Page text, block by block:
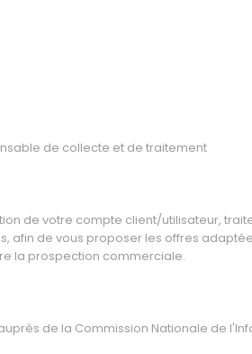
de collecte et de traitement
de votre compte client/utilisateur,
afin de vous proposer les offres
la prospection commerciale.
de la Commission Nationale de